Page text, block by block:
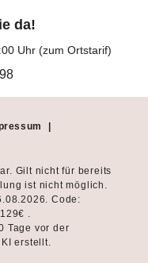
da!
Uhr (zum Ortstarif)
Gilt nicht für bereits
ist nicht möglich.
Code:
.
Tage vor der
erstellt.